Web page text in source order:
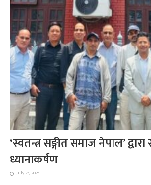
‘स्वतन्त्र सङ्गीत समाज नेपाल’
ध्यानाकर्षण
July 25, 2026